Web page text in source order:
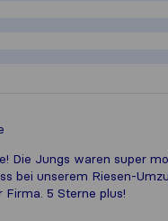
Die Jungs waren super
bei unserem Riesen-
5 Sterne plus!